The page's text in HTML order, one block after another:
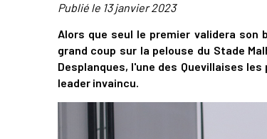
Publié le 13 janvier 2023
Alors que seul le premier validera son
grand coup sur la pelouse du Stade
Desplanques, l'une des Quevillaises
leader invaincu.